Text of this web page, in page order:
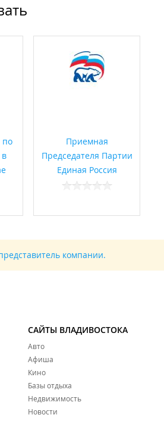
по
Приемная
Председателя Партии
Единая Россия
компании.
САЙТЫ ВЛАДИВОСТОКА
Авто
Афиша
Кино
Базы отдыха
Недвижимость
Новости